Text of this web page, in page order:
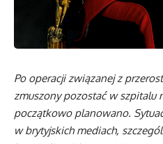
Po operacji związanej z
zmuszony pozostać w szpitalu
początkowo planowano.
w brytyjskich mediach,